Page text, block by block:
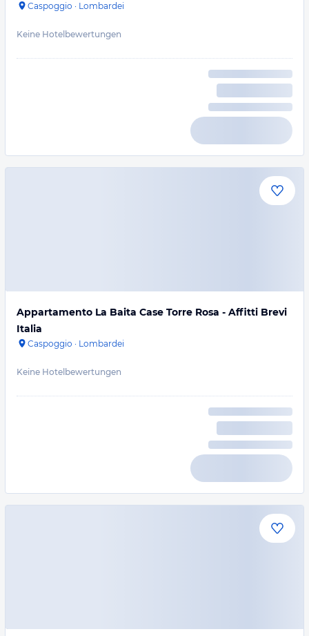
Caspoggio · Lombardei
Keine Hotelbewertungen
Appartamento La Baita Case Torre Rosa - Affitti Brevi
Italia
Caspoggio · Lombardei
Keine Hotelbewertungen